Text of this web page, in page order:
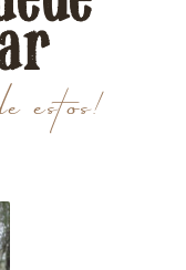
estos!